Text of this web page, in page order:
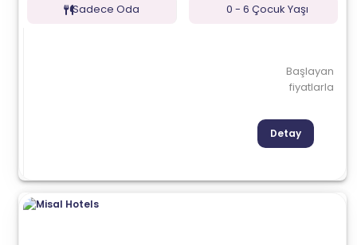
Sadece Oda 0 - 6 Çocuk Yaşı
Başlayan
fiyatlarla
Detay